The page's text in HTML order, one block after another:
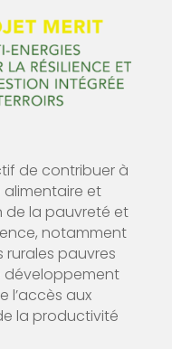
de contribuer à
alimentaire et
de la pauvreté et
notamment
pauvres
développement
l’accès aux
la productivité